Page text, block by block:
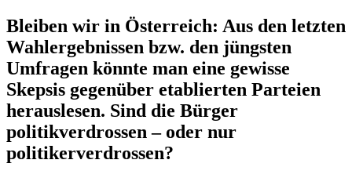
Bleiben wir in Österreich: Aus den letzten
Wahlergebnissen bzw. den jüngsten
Umfragen könnte man eine gewisse
Skepsis gegenüber etablierten Parteien
herauslesen. Sind die Bürger
politikverdrossen – oder nur
politikerverdrossen?